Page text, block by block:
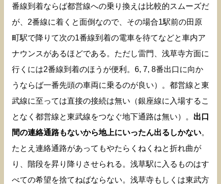
番線到着ならば都営線への乗り換えは比較的スムーズだ
が、2番線に着くと面倒なので、その場合1駅前の田原
町駅で降りて次の1番線到着の電車を待てなどと車内ア
ナウンスがあるほどである。ただし雷門、浅草寺方面に
行くには2番線到着のほうが便利。6, 7, 8番出口に向か
うならば一番先頭の車両に乗るのが良い）。都営線と東
武線に至っては直接の接続は無い（銀座線に入場するこ
となく都営線と東武線をつなぐ地下通路は無い）。 出口
間の連絡通路もないから地上にいったん出るしかない。
たとえ連絡通路があってもやたらくねくねと折れ曲が
り、階段を昇り降りさせられる。浅草駅に入るものはす
べての希望を捨てねばならない。浅草寺もしくは東武方